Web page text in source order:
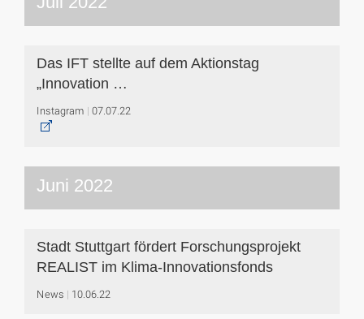
Das IFT stellte auf dem Aktionstag
„Innovation …
Instagram 07.07.22
Juni 2022
Stadt Stuttgart fördert Forschungsprojekt
REALIST im Klima-Innovationsfonds
News 10.06.22